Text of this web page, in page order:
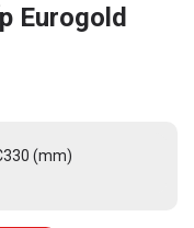
Eurogold
(mm)